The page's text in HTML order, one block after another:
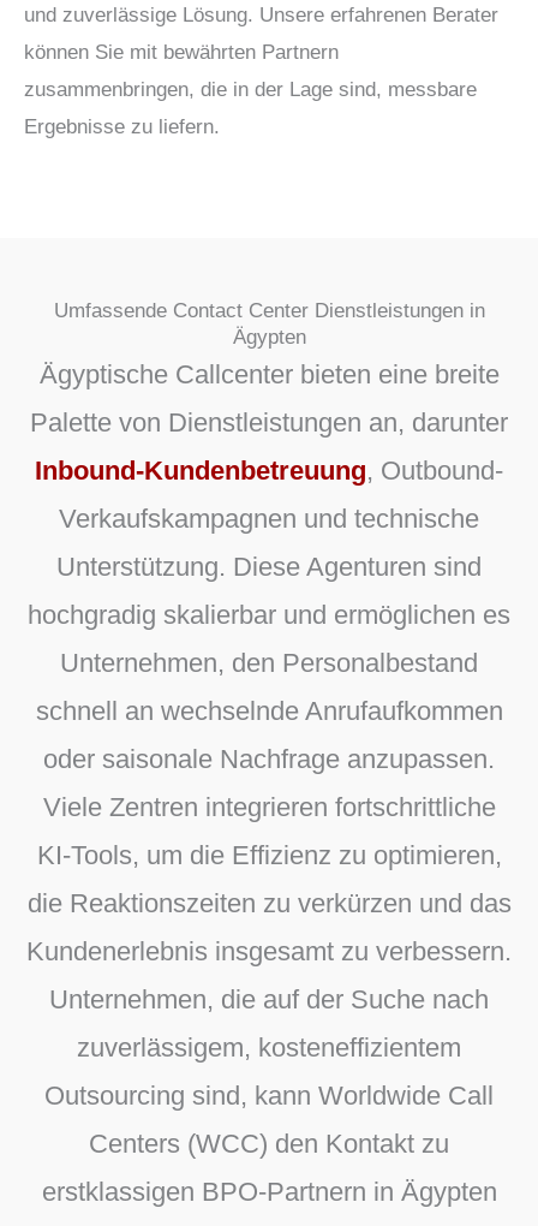
und zuverlässige Lösung. Unsere erfahrenen Berater
können Sie mit bewährten Partnern
zusammenbringen, die in der Lage sind, messbare
Ergebnisse zu liefern.
Umfassende Contact Center Dienstleistungen in
Ägypten
Ägyptische Callcenter bieten eine breite
Palette von Dienstleistungen an, darunter
Inbound-Kundenbetreuung, Outbound-
Verkaufskampagnen und technische
Unterstützung. Diese Agenturen sind
hochgradig skalierbar und ermöglichen es
Unternehmen, den Personalbestand
schnell an wechselnde Anrufaufkommen
oder saisonale Nachfrage anzupassen.
Viele Zentren integrieren fortschrittliche
KI-Tools, um die Effizienz zu optimieren,
die Reaktionszeiten zu verkürzen und das
Kundenerlebnis insgesamt zu verbessern.
Unternehmen, die auf der Suche nach
zuverlässigem, kosteneffizientem
Outsourcing sind, kann Worldwide Call
Centers (WCC) den Kontakt zu
erstklassigen BPO-Partnern in Ägypten